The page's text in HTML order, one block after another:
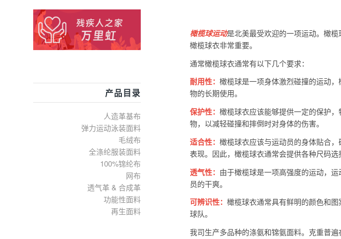
橄榄球运动是北美最受欢迎的一项运动。橄
橄榄球衣非常重要。
通常橄榄球衣通常有以下几个要求：
耐用性：橄榄球是一项身体激烈碰撞的运动
物的长期使用。
保护性：橄榄球衣应该能够提供一定的保护
物，以减轻碰撞和摔倒时对身体的伤害。
适合性：橄榄球衣应该与运动员的身体贴合
表现。因此，橄榄球衣通常会提供各种尺码选
透气性： 由于橄榄球是一项高强度的运动，
员的干爽。
可辨识性：橄榄球衣通常具有鲜明的颜色和
球队。
我司生产多品种的涤氨和锦氨面料。克重普
产品目录
人造革基布
弹力运动泳装面料
毛绒布
全涤纶服装面料
100%锦纶布
网布
透气革 & 合成革
功能性面料
再生面料